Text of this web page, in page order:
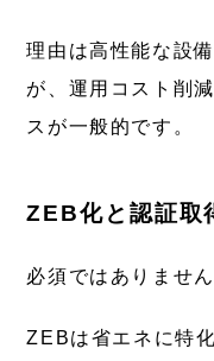
理由は高性能な設
が、運用コスト削
スが一般的です。
ZEB化と認証取
必須ではありません
ZEBは省エネに特